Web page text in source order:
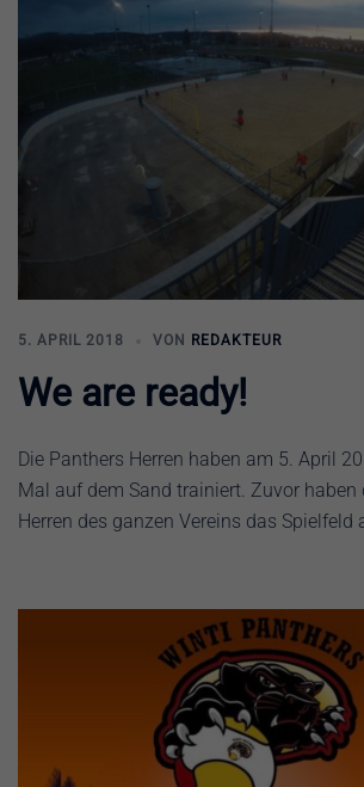
5. APRIL 2018 VON REDAKTEUR
We are ready!
Die Panthers Herren haben am 5. April
Mal auf dem Sand trainiert. Zuvor haben
Herren des ganzen Vereins das Spielfeld